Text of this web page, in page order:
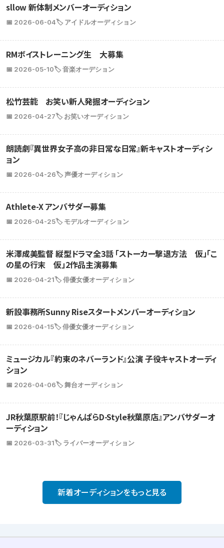
sllow 新体制メンバーオーディション
📅 2026-06-04🏷️ アイドルオーディション
RMボイストレーニング生 大募集
📅 2026-05-10🏷️ 音楽オーデション
松竹芸能 お笑い新人発掘オーディション
📅 2026-04-27🏷️ お笑いオーディション
朗読劇『異世界女子高の非日常な日常』新キャストオーディシ
ョン
📅 2026-04-26🏷️ 声優オーディション
Athlete-X アンバサダー募集
📅 2026-04-25🏷️ モデルオーディション
米澤成美監督 縦型ドラマ全3話 「ストーカー撃退方法 仮」「こ
の星の行末 仮」2作品主演募集
📅 2026-04-21🏷️ 俳優女優オーディション
新設事務所Sunny Riseスタートメンバーオーディション
📅 2026-04-15🏷️ 俳優女優オーディション
ミュージカル『約束のネバーランド』公演 子役キャストオーディ
ション
📅 2026-04-06🏷️ 舞台オーディション
JR秋葉原駅前！『じゃんぱらD-Style秋葉原店』アンバサダーオ
ーディション
📅 2026-03-31🏷️ ライバーオーディション
新着オーディションをもっと見る